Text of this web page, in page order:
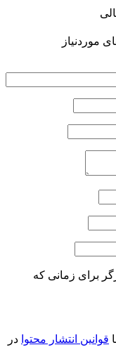
موردنیاز
برای زمانی که
قوانین انتشار محتوا در